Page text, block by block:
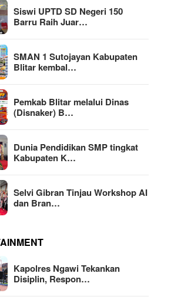
Siswi UPTD SD Negeri 150
Barru Raih Juar…
SMAN 1 Sutojayan Kabupaten
Blitar kembal…
Pemkab Blitar melalui Dinas
(Disnaker) B…
Dunia Pendidikan SMP tingkat
Kabupaten K…
Selvi Gibran Tinjau Workshop AI
dan Bran…
Kapolres Ngawi Tekankan
Disiplin, Respon…